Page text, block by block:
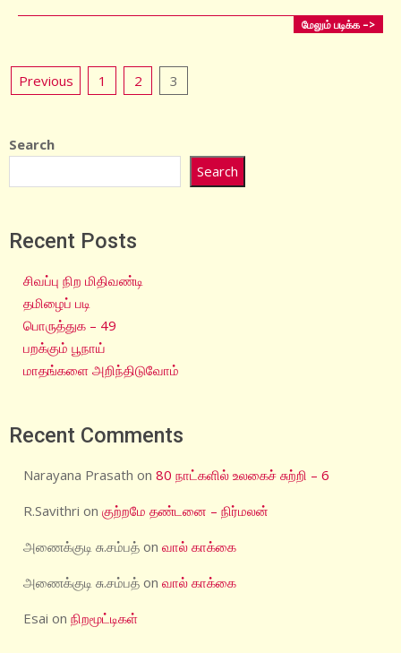
மேலும் படிக்க –>
Posts
Previous 1 2 3
Search
Search
Recent Posts
சிவப்பு நிற மிதிவண்டி
தமிழைப் படி
பொருத்துக – 49
பறக்கும் பூநாய்
மாதங்களை அறிந்திடுவோம்
Recent Comments
Narayana Prasath on80 நாட்களில் உலகைச் சுற்றி – 6
R.Savithri onகுற்றமே தண்டனை – நிர்மலன்
அணைக்குடி சு.சம்பத் onவால் காக்கை
அணைக்குடி சு.சம்பத் onவால் காக்கை
Esai onநிறமூட்டிகள்